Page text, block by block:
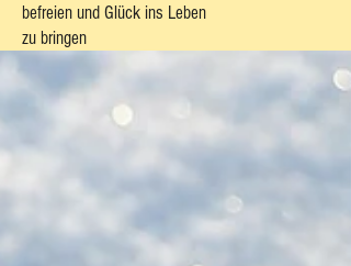
befreien und Glück ins Leben
zu bringen